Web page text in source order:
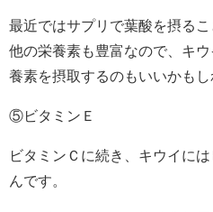
最近ではサプリで葉酸を摂る
他の栄養素も豊富なので、キ
養素を摂取するのもいいかも
⑤ビタミンＥ
ビタミンＣに続き、キウイに
んです。